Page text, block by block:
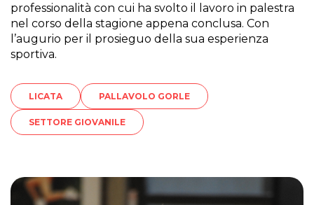
professionalità con cui ha svolto il lavoro in palestra
nel corso della stagione appena conclusa. Con
l’augurio per il prosieguo della sua esperienza
sportiva.
LICATA PALLAVOLO GORLE
SETTORE GIOVANILE